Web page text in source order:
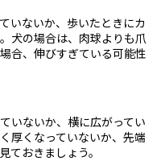
いないか、歩いたときにカ
犬の場合は、肉球よりも爪
合、伸びすぎている可能性
いないか、横に広がってい
厚くなっていないか、先端
ておきましょう。